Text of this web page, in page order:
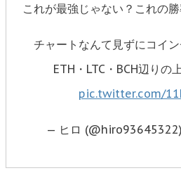
これが最強じゃない？これの
チャートなんて見ずにコイ
ETH・LTC・BCH辺りの
pic.twitter.com/
— ヒロ (@hiro93645322)